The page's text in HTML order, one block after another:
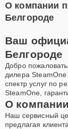
О компании
Белгороде
Ваш
Белгороде
Добро
дилера
спектр услуг по
SteamOne,
О компании
Наш сервисный
предлагая